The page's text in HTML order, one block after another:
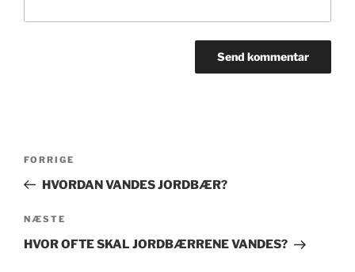
Indlægsnavigation
Forrige
indlæg
FORRIGE
HVORDAN VANDES JORDBÆR?
Næste
indlæg
NÆSTE
HVOR OFTE SKAL JORDBÆRRENE VANDES?